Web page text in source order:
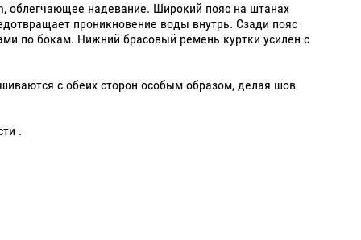
облегчающее надевание. Широкий пояс на штанах
проникновение воды внутрь. Сзади пояс
по бокам. Нижний брасовый ремень куртки усилен с
с обеих сторон особым образом, делая шов
.